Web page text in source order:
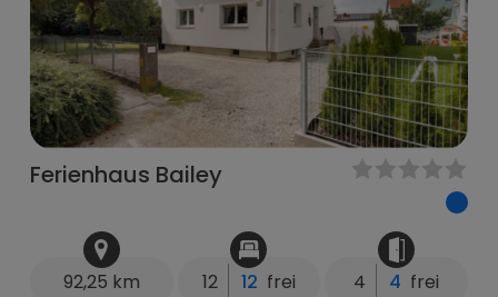
Ferienhaus Bailey
92,25 km 12 12 frei 4 4 frei